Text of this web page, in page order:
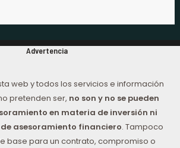
Advertencia
web y todos los servicios e información
pretenden ser, no son y no se pueden
en materia de inversión ni
asesoramiento financiero. Tampoco
base para un contrato, compromiso o